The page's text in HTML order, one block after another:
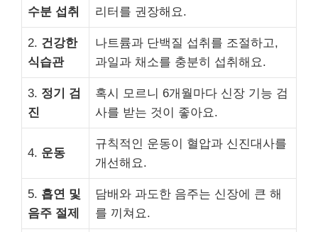
수분 섭취
리터를 권장해요.
2. 건강한
식습관
나트륨과 단백질 섭취를 조절하고,
과일과 채소를 충분히 섭취해요.
3. 정기 검
진
혹시 모르니 6개월마다 신장 기능 검
사를 받는 것이 좋아요.
4. 운동
규칙적인 운동이 혈압과 신진대사를
개선해요.
5. 흡연 및
음주 절제
담배와 과도한 음주는 신장에 큰 해
를 끼쳐요.